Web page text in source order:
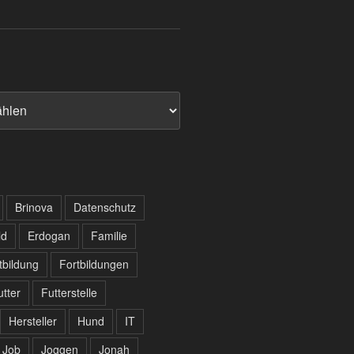
Brinova
Datenschutz
Erdogan
Familie
Fortbildungen
Futterstelle
Hersteller
Hund
IT
Job
Joggen Jonah